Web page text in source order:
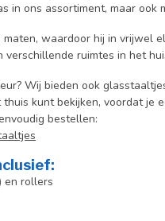
in ons assortiment, maar ook
waardoor hij in vrijwel
ruimtes in het
Wij bieden ook
kunt bekijken, voordat je
bestellen:
en rollers